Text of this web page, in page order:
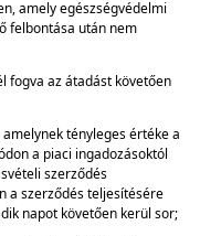
amely egészségvédelmi
felbontása után nem
fogva az átadást követően
tényleges értéke a
a piaci ingadozásoktól
szerződés
a szerződés teljesítésére
napot követően kerül sor;